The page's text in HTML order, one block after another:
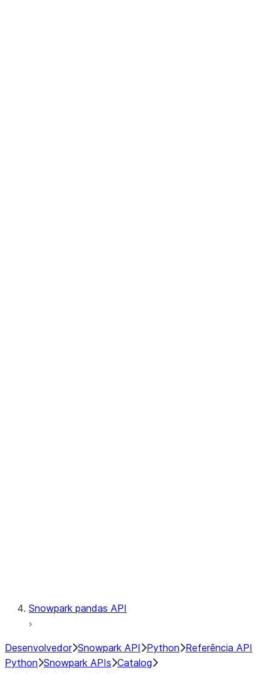
Snowpark pandas API
Desenvolvedor Snowpark API Python Referência API
Python Snowpark APIs Catalog